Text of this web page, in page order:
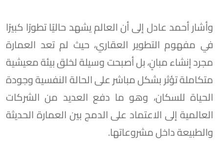
وأشار أحمد عادل إلى أن العالم يشهد حاليًا تطورًا كبيرًا
في مفهوم التطوير العقاري، حيث لم تعد العمارة
مجرد إنشاء مبانٍ، بل أصبحت وسيلة لخلق بيئة معيشية
متكاملة تؤثر بشكل مباشر على الحالة النفسية وجودة
الحياة للسكان، وهو ما دفع العديد من الشركات
العالمية إلى الاعتماد على الدمج بين العمارة الحديثة
والطبيعة داخل مشروعاتها.